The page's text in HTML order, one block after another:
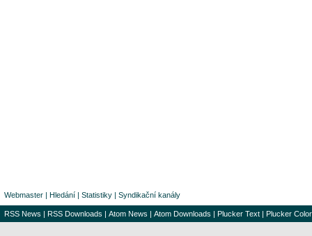
Webmaster | Hledání | Statistiky | Syndikační kanály
RSS News | RSS Downloads | Atom News | Atom Downloads | Plucker Text | Plucker Color